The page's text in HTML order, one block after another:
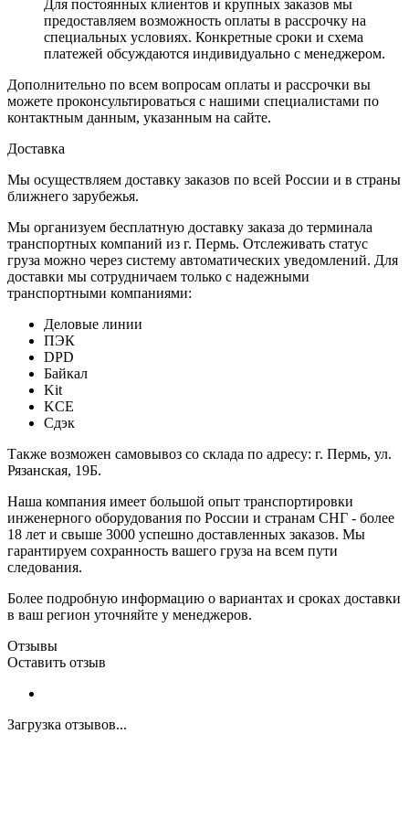
Для постоянных клиентов и крупных заказов мы
предоставляем возможность оплаты в рассрочку на
специальных условиях. Конкретные сроки и схема
платежей обсуждаются индивидуально с менеджером.
Дополнительно по всем вопросам оплаты и рассрочки вы
можете проконсультироваться с нашими специалистами по
контактным данным, указанным на сайте.
Доставка
Мы осуществляем доставку заказов по всей России и в страны
ближнего зарубежья.
Мы организуем бесплатную доставку заказа до терминала
транспортных компаний из г. Пермь. Отслеживать статус
груза можно через систему автоматических уведомлений. Для
доставки мы сотрудничаем только с надежными
транспортными компаниями:
Деловые линии
ПЭК
DPD
Байкал
Kit
KCE
Сдэк
Также возможен самовывоз со склада по адресу: г. Пермь, ул.
Рязанская, 19Б.
Наша компания имеет большой опыт транспортировки
инженерного оборудования по России и странам СНГ - более
18 лет и свыше 3000 успешно доставленных заказов. Мы
гарантируем сохранность вашего груза на всем пути
следования.
Более подробную информацию о вариантах и сроках доставки
в ваш регион уточняйте у менеджеров.
Отзывы
Оставить отзыв
Загрузка отзывов...